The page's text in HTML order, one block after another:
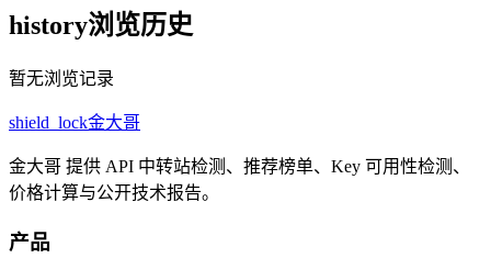
history浏览历史
暂无浏览记录
shield_lock金大哥
金大哥 提供 API 中转站检测、推荐榜单、Key 可用性检测、
价格计算与公开技术报告。
产品